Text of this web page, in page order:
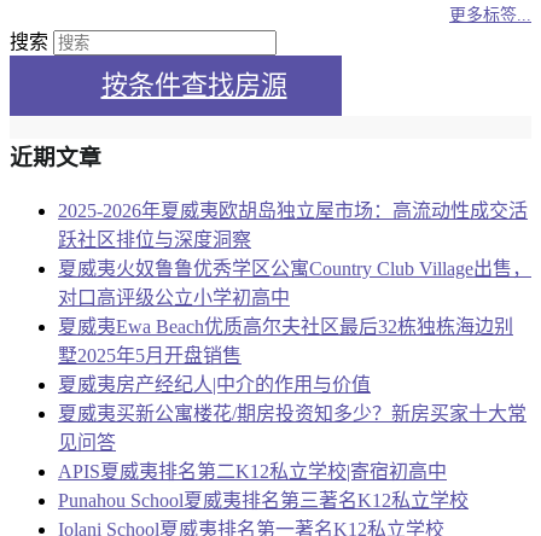
更多标签...
搜索
按条件查找房源
近期文章
2025-2026年夏威夷欧胡岛独立屋市场：高流动性成交活
跃社区排位与深度洞察
夏威夷火奴鲁鲁优秀学区公寓Country Club Village出售，
对口高评级公立小学初高中
夏威夷Ewa Beach优质高尔夫社区最后32栋独栋海边别
墅2025年5月开盘销售
夏威夷房产经纪人|中介的作用与价值
夏威夷买新公寓楼花/期房投资知多少？新房买家十大常
见问答
APIS夏威夷排名第二K12私立学校|寄宿初高中
Punahou School夏威夷排名第三著名K12私立学校
Iolani School夏威夷排名第一著名K12私立学校